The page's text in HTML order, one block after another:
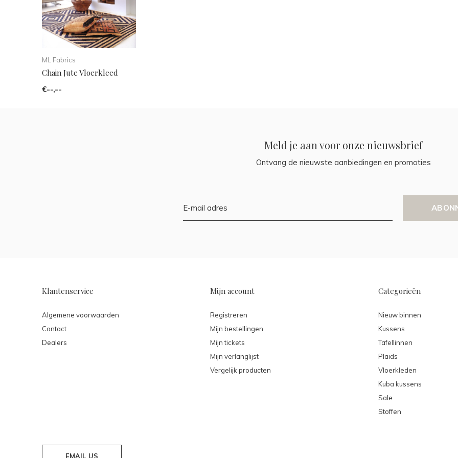
ML Fabrics
Chain Jute Vloerkleed
€--,--
Meld je aan voor onze nieuwsbrief
Ontvang de nieuwste aanbiedingen en promoties
Klantenservice
Algemene voorwaarden
Contact
Dealers
Mijn account
Registreren
Mijn bestellingen
Mijn tickets
Mijn verlanglijst
Vergelijk producten
Categorieën
Nieuw binnen
Kussens
Tafellinnen
Plaids
Vloerkleden
Kuba kussens
Sale
Stoffen
EMAIL US